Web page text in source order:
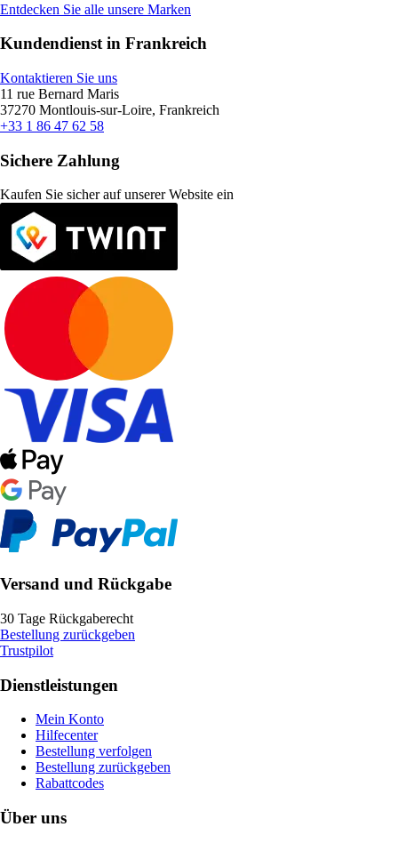
Entdecken Sie alle unsere Marken
Kundendienst in Frankreich
Kontaktieren Sie uns
11 rue Bernard Maris
37270 Montlouis-sur-Loire, Frankreich
+33 1 86 47 62 58
Sichere Zahlung
Kaufen Sie sicher auf unserer Website ein
Versand und Rückgabe
30 Tage Rückgaberecht
Bestellung zurückgeben
Trustpilot
Dienstleistungen
Mein Konto
Hilfecenter
Bestellung verfolgen
Bestellung zurückgeben
Rabattcodes
Über uns